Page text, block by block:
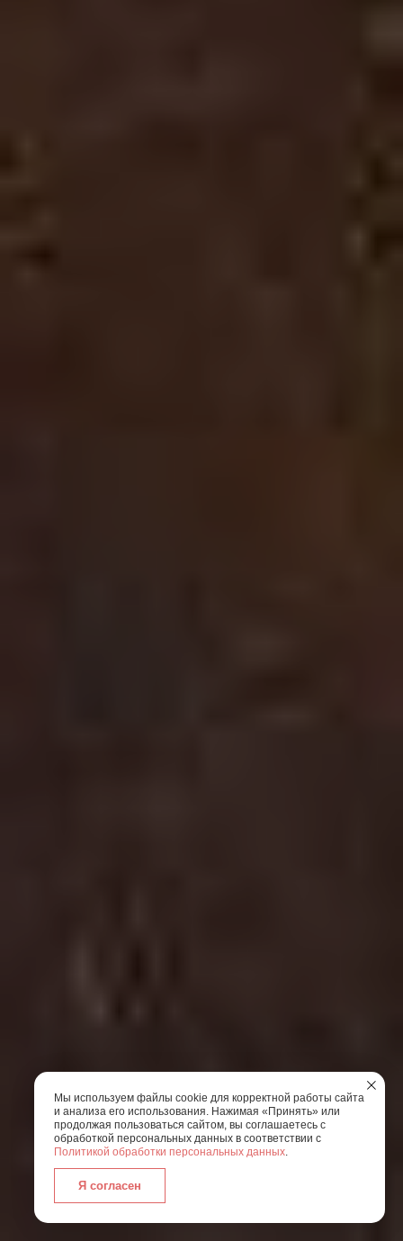
Мы используем файлы cookie для корректной работы сайта
и анализа его использования. Нажимая «Принять» или
продолжая пользоваться сайтом, вы соглашаетесь с
обработкой персональных данных в соответствии с
Политикой обработки персональных данных.
Я согласен